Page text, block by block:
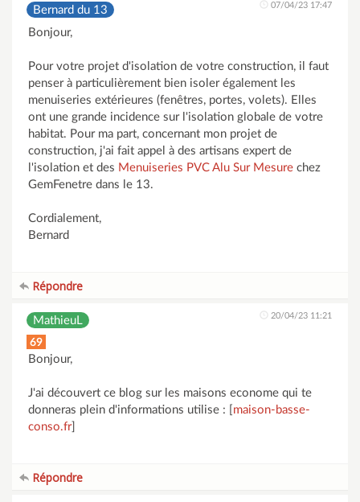
Bernard du 13 07/04/23 17:47
Bonjour,
Pour votre projet d'isolation de votre construction, il faut
penser à particulièrement bien isoler également les
menuiseries extérieures (fenêtres, portes, volets). Elles
ont une grande incidence sur l'isolation globale de votre
habitat. Pour ma part, concernant mon projet de
construction, j'ai fait appel à des artisans expert de
l'isolation et des Menuiseries PVC Alu Sur Mesure chez
GemFenetre dans le 13.
Cordialement,
Bernard
Répondre
MathieuL 20/04/23 11:21
69
Bonjour,
J'ai découvert ce blog sur les maisons econome qui te
donneras plein d'informations utilise : [ maison-basse-
conso.fr]
Répondre